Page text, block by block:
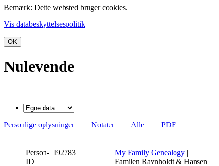
Bemærk: Dette websted bruger cookies.
Vis databeskyttelsespolitik
OK
Nulevende
Personlige oplysninger| Notater| Alle | PDF
Person-
ID
I92783 My Family Genealogy |
Familen Ravnholdt & Hansen